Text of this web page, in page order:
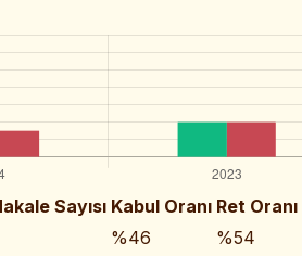
Sayısı Kabul Oranı Ret Oranı
%46
%54